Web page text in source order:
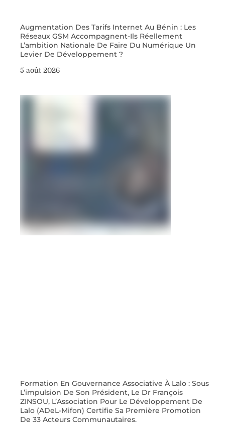
Augmentation Des Tarifs Internet Au Bénin : Les
Réseaux GSM Accompagnent-Ils Réellement
L’ambition Nationale De Faire Du Numérique Un
Levier De Développement ?
5 août 2026
Formation En Gouvernance Associative À Lalo : Sous
L’impulsion De Son Président, Le Dr François
ZINSOU, L’Association Pour Le Développement De
Lalo (ADeL-Mifon) Certifie Sa Première Promotion
De 33 Acteurs Communautaires.